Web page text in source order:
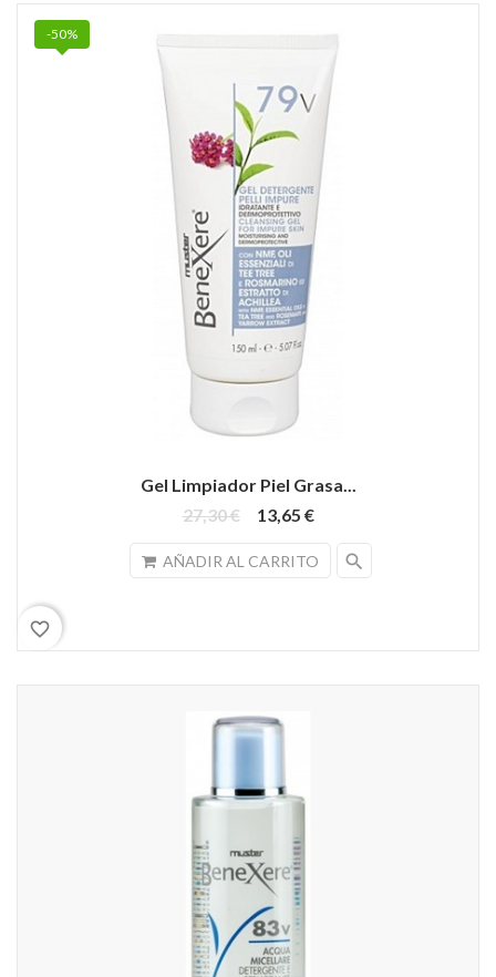
Gel Limpiador Piel Grasa...
27,30 €
13,65 €
AÑADIR AL CARRITO search
-50%
favorite_border